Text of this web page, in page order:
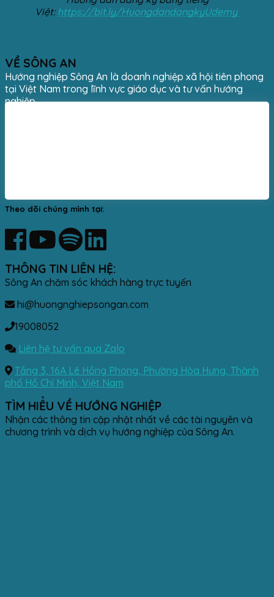
Việt:https://bit.ly/HuongdandangkyUdemy
VỀ SÔNG AN
Hướng nghiệp Sông An là doanh nghiệp xã hội tiên phong
tại Việt Nam trong lĩnh vực giáo dục và tư vấn hướng
nghiệp.
Theo dõi chúng mình tại:
THÔNG TIN LIÊN HỆ:
Sông An chăm sóc khách hàng trực tuyến
hi@huongnghiepsongan.com
19008052
Liên hệ tư vấn qua Zalo
Tầng 3, 16A Lê Hồng Phong, Phường Hòa Hưng, Thành
phố Hồ Chí Minh, Việt Nam
TÌM HIỂU VỀ HƯỚNG NGHIỆP
Nhận các thông tin cập nhật nhất về các tài nguyên và
chương trình và dịch vụ hướng nghiệp của Sông An.